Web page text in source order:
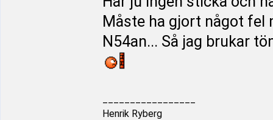
Måste ha gjort något fel
N54an... Så jag brukar
Henrik Ryberg